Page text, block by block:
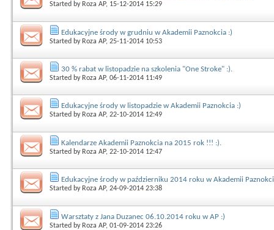
Started by Roza AP, 15-12-2014 15:29
Edukacyjne środy w grudniu w Akademii Paznokcia :)
Started by Roza AP, 25-11-2014 10:53
30 % rabat w listopadzie na szkolenia "One Stroke" :).
Started by Roza AP, 06-11-2014 11:49
Edukacyjne środy w listopadzie w Akademii Paznokcia :)
Started byRoza AP, 22-10-2014 12:49
Kalendarze Akademii Paznokcia na 2015 rok !!! :).
Started by Roza AP, 22-10-2014 12:47
Edukacyjne środy w październiku 2014 roku w Akademii
Started by Roza AP, 24-09-2014 23:38
Warsztaty z Jana Duzanec 06.10.2014 roku w AP :)
Started by Roza AP, 01-09-2014 23:26